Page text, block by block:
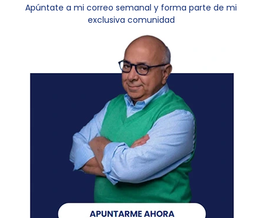
Apúntate a mi correo semanal y forma parte de mi
exclusiva comunidad